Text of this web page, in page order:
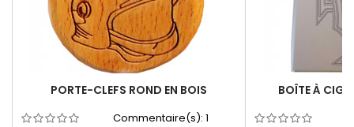
PORTE-CLEFS ROND EN BOIS
Commentaire(s): 1
BOÎTE À